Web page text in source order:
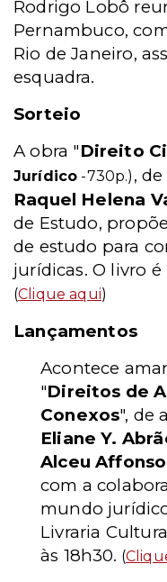
Rodrigo Lobô
Pernambuco,
Rio de Janeiro,
esquadra.
Sorteio
A obra "Direito
Jurídico -730p.) , de
Raquel Helena
de Estudo,
de estudo para
jurídicas. O livro
(Clique aqui)
Lançamentos
Acontece
"Direitos de
Conexos", de
Eliane Y.
Alceu
com a
mundo
Livraria
às 18h30. (